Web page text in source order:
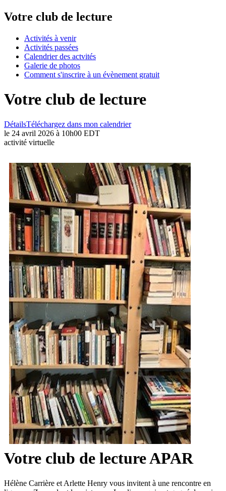
Votre club de lecture
Activités à venir
Activités passées
Calendrier des actvités
Galerie de photos
Comment s'inscrire à un évènement gratuit
Votre club de lecture
DétailsTéléchargez dans mon calendrier
le 24 avril 2026 à 10h00 EDT
activité virtuelle
Votre club de lecture APAR
Hélène Carrière et Arlette Henry vous invitent à une rencontre en